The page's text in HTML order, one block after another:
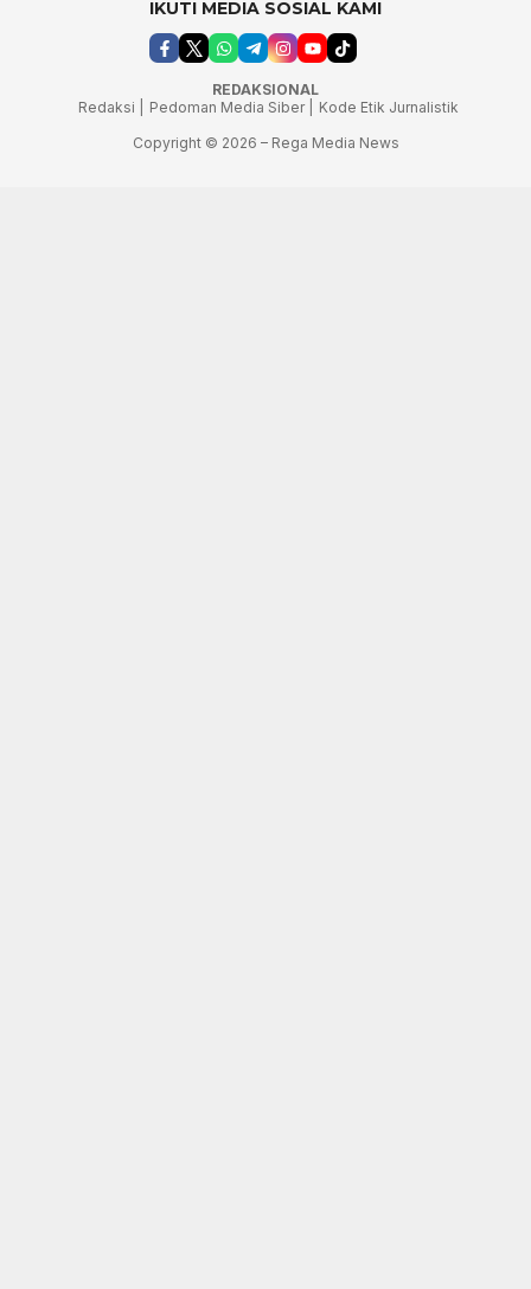
IKUTI MEDIA SOSIAL KAMI
REDAKSIONAL
Redaksi |
Pedoman Media Siber |
Kode Etik Jurnalistik
Copyright © 2026 – Rega Media News